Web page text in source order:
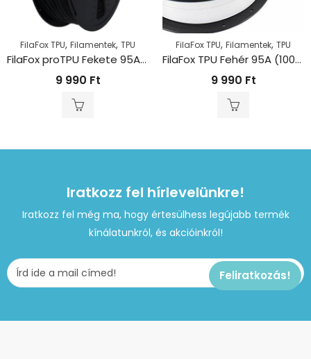
FilaFox TPU, Filamentek, TPU
FilaFox proTPU Fekete 95A (1000g / 1,75mm)
9 990 Ft
FilaFox TPU, Filamentek, TPU
FilaFox TPU Fehér 95A (1000g / 1,75mm)
9 990 Ft
Iratkozz fel hírlevelünkre!
Iratkozz fel még ma, hogy értesülhess legújabb termék
kínálatunkról, és akcióinkról!